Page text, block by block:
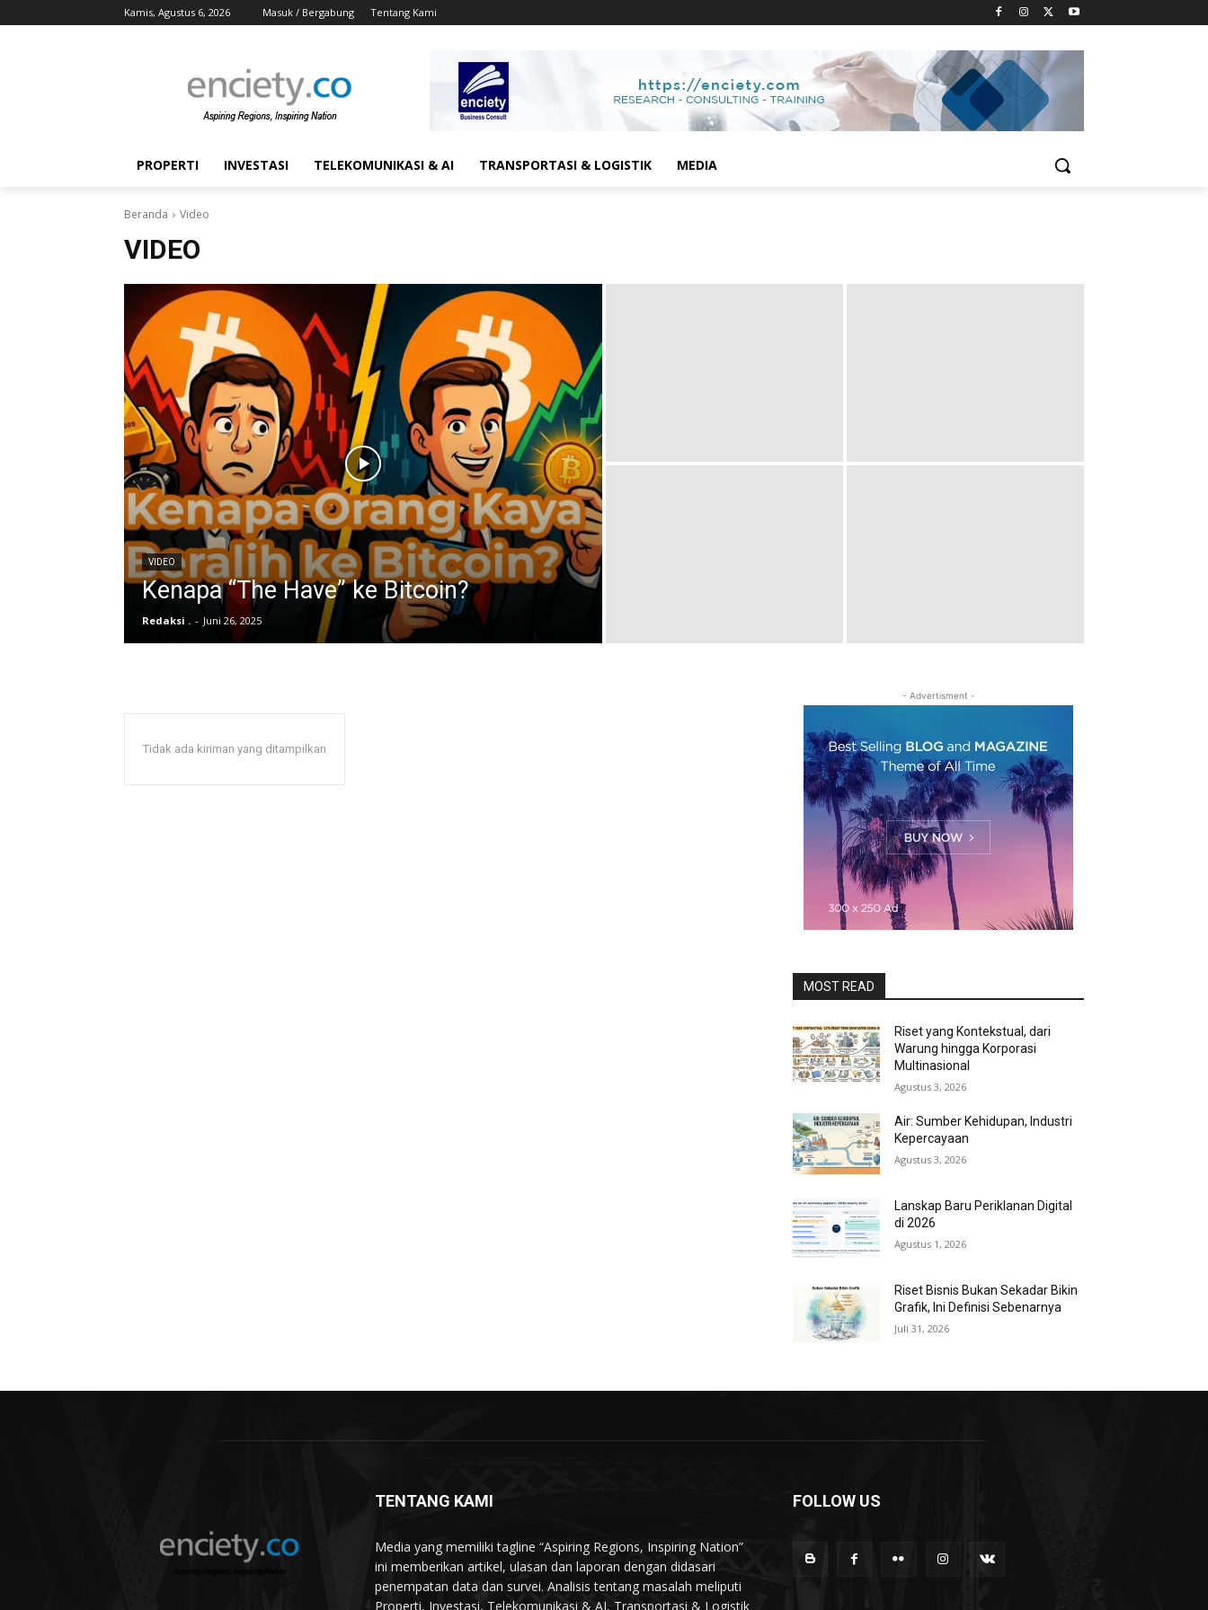
Kamis, Agustus 6, 2026 Masuk / Bergabung Tentang Kami
PROPERTI INVESTASI TELEKOMUNIKASI & AI TRANSPORTASI & LOGISTIK MEDIA
Beranda Video
VIDEO
VIDEO
Kenapa “The Have” ke Bitcoin?
Redaksi . - Juni 26, 2025
Tidak ada kiriman yang ditampilkan
- Advertisment -
MOST READ
Riset yang Kontekstual, dari
Warung hingga Korporasi
Multinasional
Agustus 3, 2026
Air: Sumber Kehidupan, Industri
Kepercayaan
Agustus 3, 2026
Lanskap Baru Periklanan Digital
di 2026
Agustus 1, 2026
Riset Bisnis Bukan Sekadar Bikin
Grafik, Ini Definisi Sebenarnya
Juli 31, 2026
TENTANG KAMI
Media yang memiliki tagline “Aspiring Regions, Inspiring Nation”
ini memberikan artikel, ulasan dan laporan dengan didasari
penempatan data dan survei. Analisis tentang masalah meliputi
Properti, Investasi, Telekomunikasi & AI, Transportasi & Logistik
FOLLOW US